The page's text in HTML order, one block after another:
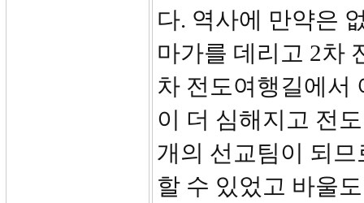
다. 역사에 만약은
마가를 데리고 2차
차 전도여행길에서
이 더 심해지고 전
개의 선교팀이 되
할 수 있었고 바울